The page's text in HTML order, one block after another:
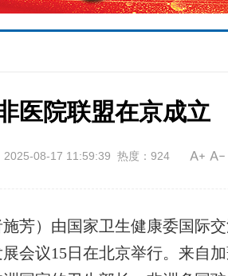
医院联盟在京成立
08-17 11:59:39 热度：924
）由国家卫生健康委国际交
会议15日在北京举行。来自